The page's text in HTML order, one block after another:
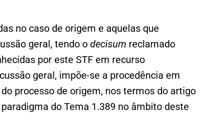
no caso de origem e aquelas que
geral, tendo o decisum reclamado
por este STF em recurso
geral, impõe-se a procedência em
processo de origem, nos termos do artigo
do Tema 1.389 no âmbito deste